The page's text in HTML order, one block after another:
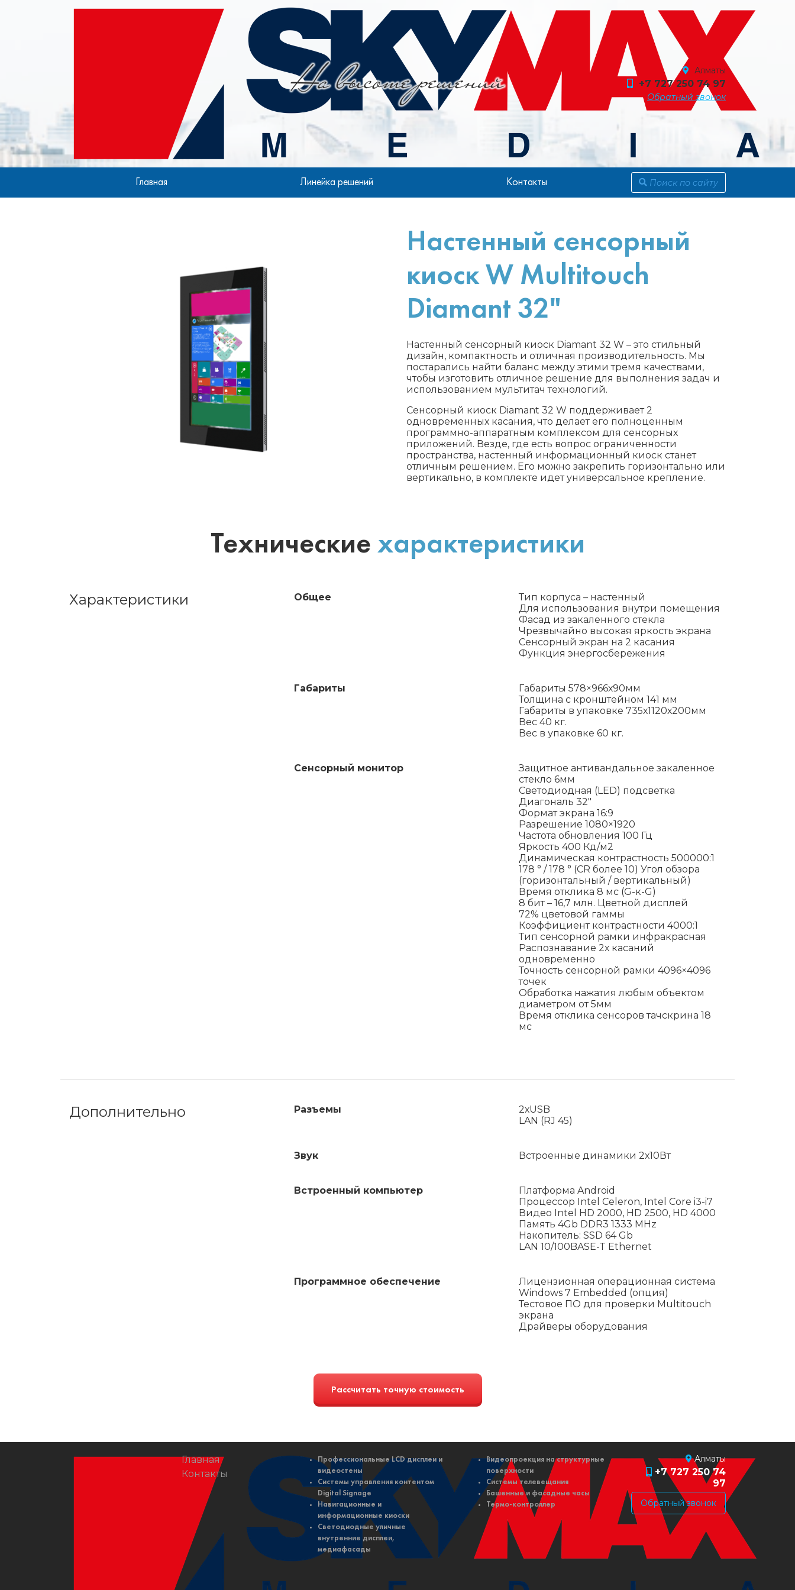
Алматы
+7 727 250 74 97
Обратный звонок
Главная Линейка решений Контакты
Настенный сенсорный
киоск W Multitouch
Diamant 32"
Настенный сенсорный киоск Diamant 32 W – это стильный
дизайн, компактность и отличная производительность. Мы
постарались найти баланс между этими тремя качествами,
чтобы изготовить отличное решение для выполнения задач и
использованием мультитач технологий.
Сенсорный киоск Diamant 32 W поддерживает 2
одновременных касания, что делает его полноценным
программно-аппаратным комплексом для сенсорных
приложений. Везде, где есть вопрос ограниченности
пространства, настенный информационный киоск станет
отличным решением. Его можно закрепить горизонтально или
вертикально, в комплекте идет универсальное крепление.
Технические характеристики
Характеристики Общее
Тип корпуса – настенный
Для использования внутри помещения
Фасад из закаленного стекла
Чрезвычайно высокая яркость экрана
Сенсорный экран на 2 касания
Функция энергосбережения
Габариты
Габариты 578×966х90мм
Толщина с кронштейном 141 мм
Габариты в упаковке 735х1120х200мм
Вес 40 кг.
Вес в упаковке 60 кг.
Сенсорный монитор
Защитное антивандальное закаленное
стекло 6мм
Светодиодная (LED) подсветка
Диагональ 32″
Формат экрана 16:9
Разрешение 1080×1920
Частота обновления 100 Гц
Яркость 400 Кд/м2
Динамическая контрастность 500000:1
178 ° / 178 ° (CR более 10) Угол обзора
(горизонтальный / вертикальный)
Время отклика 8 мс (G-к-G)
8 бит – 16,7 млн. Цветной дисплей
72% цветовой гаммы
Коэффициент контрастности 4000:1
Тип сенсорной рамки инфракрасная
Распознавание 2х касаний
одновременно
Точность сенсорной рамки 4096×4096
точек
Обработка нажатия любым объектом
диаметром от 5мм
Время отклика сенсоров тачскрина 18
мс
Дополнительно Разъемы
2хUSB
LAN (RJ 45)
Звук Встроенные динамики 2х10Вт
Встроенный компьютер
Платформа Android
Процессор Intel Celeron, Intel Core i3-i7
Видео Intel HD 2000, HD 2500, HD 4000
Память 4Gb DDR3 1333 MHz
Накопитель: SSD 64 Gb
LAN 10/100BASE-T Ethernet
Программное обеспечение
Лицензионная операционная система
Windows 7 Embedded (опция)
Тестовое ПО для проверки Multitouch
экрана
Драйверы оборудования
Рассчитать точную стоимость
Главная
Контакты
Профессиональные LCD дисплеи и
видеостены
Системы управления контентом
Digital Signage
Навигационные и
информационные киоски
Светодиодные уличные
внутренние дисплеи,
медиафасады
Видеопроекция на структурные
поверхности
Системы телевещания
Башенные и фасадные часы
Термо-контроллер
Алматы
+7 727 250 74
97
Обратный звонок